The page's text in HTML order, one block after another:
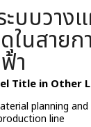
บบวาง
นสายก
า
Title in Other
planning
line